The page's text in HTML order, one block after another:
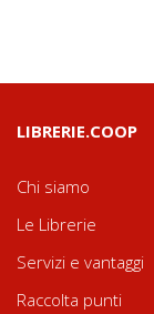
LIBRERIE.COOP
Chi siamo
Le Librerie
Servizi e vantaggi
Raccolta punti